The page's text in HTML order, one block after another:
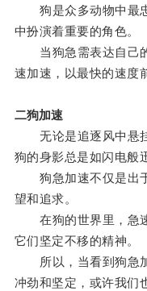
狗是众多动物中最忠
中扮演着重要的角色。
当狗急需表达自己的
速加速，以最快的速度
二狗加速
无论是追逐风中悬挂
狗的身影总是如闪电般
狗急加速不仅是出于
望和追求。
在狗的世界里，急速
它们坚定不移的精神。
所以，当看到狗急加
冲劲和坚定，或许我们